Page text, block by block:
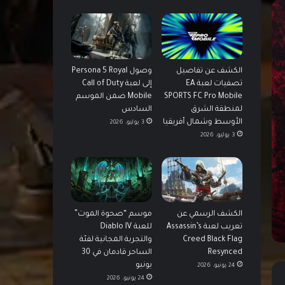
الكشف عن تفاصيل
تصفيات لعبة EA
SPORTS FC Pro Mobile
لمنطقة الشرق
الأوسط وشمال أفريقيا
3 يوليو، 2026
وصول Persona 5 Royal
إلى لعبة Call of Duty
Mobile ضمن الموسم
السادس
3 يوليو، 2026
الكشف الرسمي عن
تعريب لعبة Assassin’s
Creed Black Flag
Resynced
24 يونيو، 2026
موسم “صحوة الموت”
للعبة Diablo IV
والتجربة المجانية لفئة
الساحر قادمان في 30
يونيو
24 يونيو، 2026